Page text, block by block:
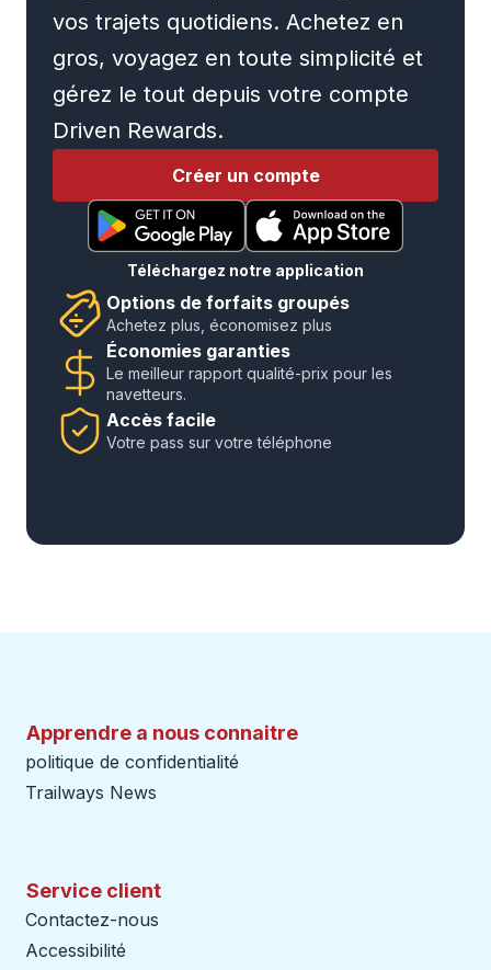
vos trajets quotidiens. Achetez en
gros, voyagez en toute simplicité et
gérez le tout depuis votre compte
Driven Rewards.
Créer un compte
Téléchargez notre application
Options de forfaits groupés
Achetez plus, économisez plus
Économies garanties
Le meilleur rapport qualité-prix pour les
navetteurs.
Accès facile
Votre pass sur votre téléphone
Apprendre a nous connaitre
politique de confidentialité
Trailways News
Service client
Contactez-nous
Accessibilité